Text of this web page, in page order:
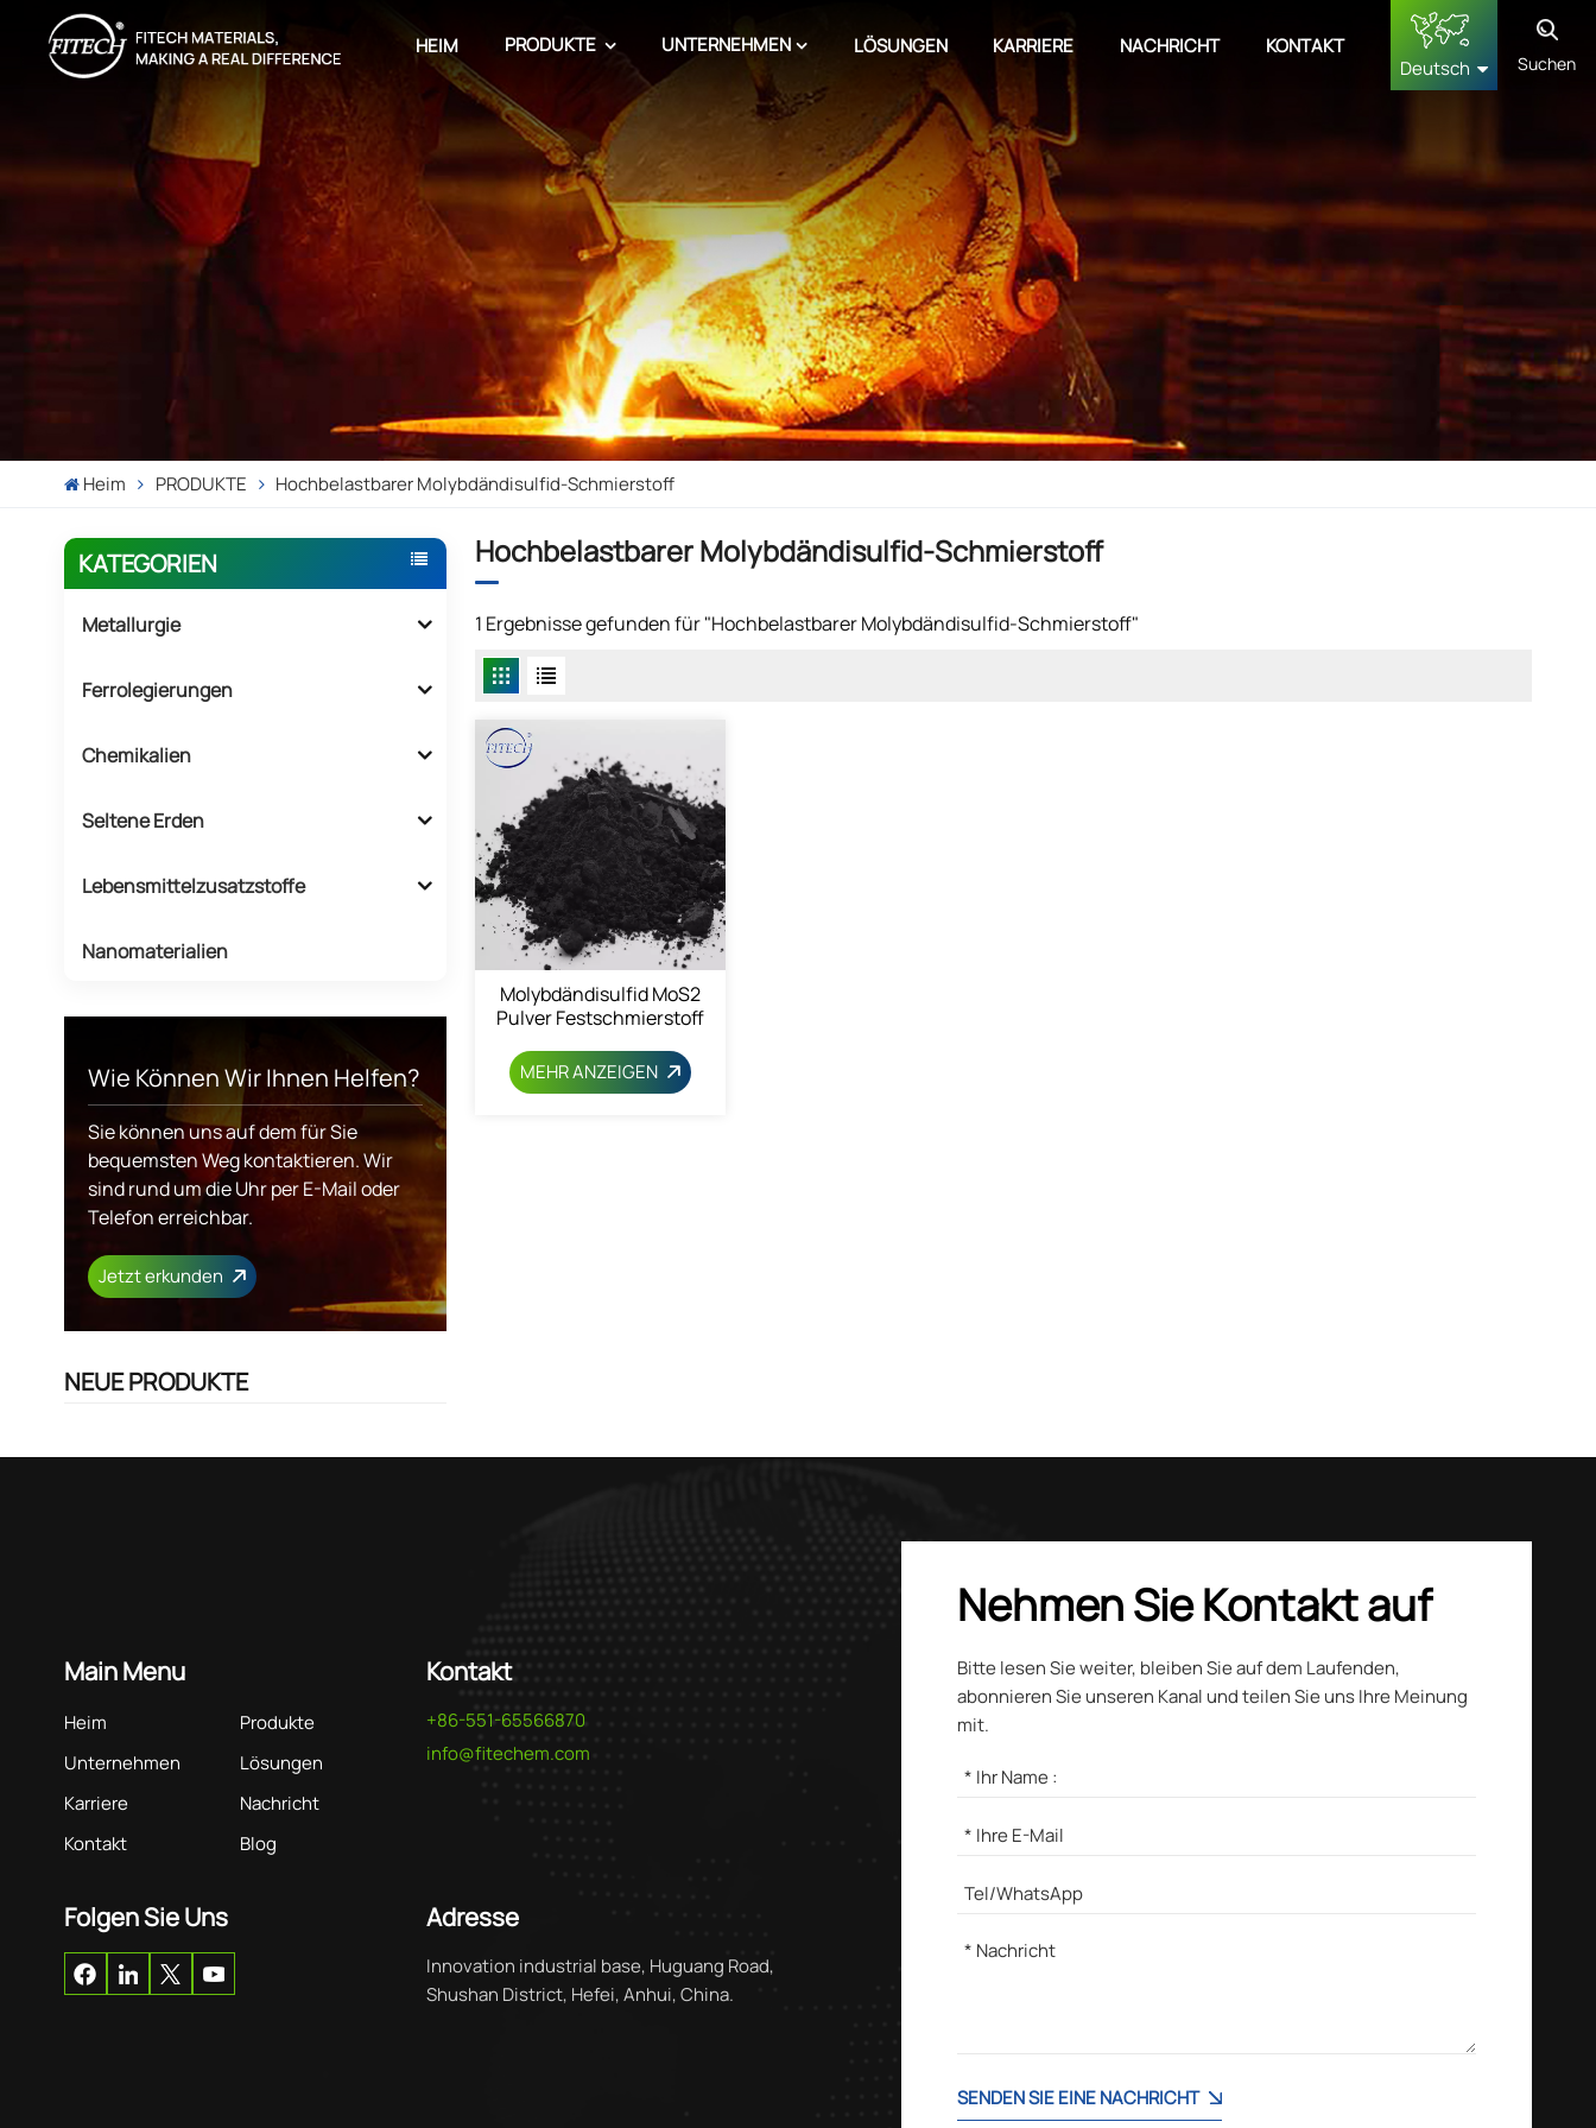
HEIM PRODUKTE UNTERNEHMEN LÖSUNGEN KARRIERE NACHRICHT
KONTAKT
Deutsch
français
Deutsch
русский
Suchen
Heim PRODUKTE Hochbelastbarer Molybdändisulfid-Schmierstoff
KATEGORIEN
Metallurgie
Ferrolegierungen
Chemikalien
Seltene Erden
Lebensmittelzusatzstoffe
Nanomaterialien
Wie Können Wir Ihnen Helfen?
Sie können uns auf dem für Sie
bequemsten Weg kontaktieren. Wir
sind rund um die Uhr per E-Mail oder
Telefon erreichbar.
Jetzt erkunden
NEUE PRODUKTE
Hochbelastbarer Molybdändisulfid-Schmierstoff
1 Ergebnisse gefunden für "Hochbelastbarer Molybdändisulfid-Schmierstoff"
Molybdändisulfid MoS2
Pulver Festschmierstoff
MEHR ANZEIGEN
Main Menu
Heim
Produkte
Unternehmen
Lösungen
Karriere
Nachricht
Kontakt
Blog
Kontakt
+86-551-65566870
info@fitechem.com
Folgen Sie Uns Adresse
Innovation industrial base, Huguang Road,
Shushan District, Hefei, Anhui, China.
Nehmen Sie Kontakt auf
Bitte lesen Sie weiter, bleiben Sie auf dem Laufenden,
abonnieren Sie unseren Kanal und teilen Sie uns Ihre Meinung
mit.
SENDEN SIE EINE NACHRICHT